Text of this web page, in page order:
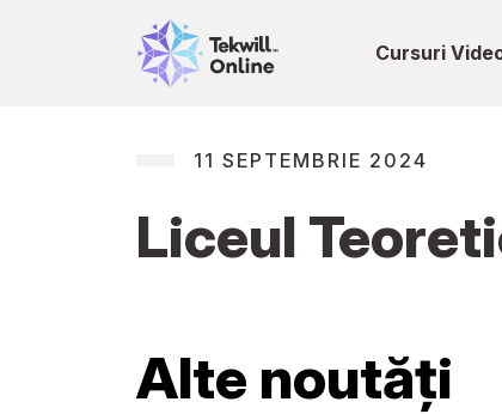
Cursuri
11 SEPTEMBRIE 2024
Liceul
Alte noutăți